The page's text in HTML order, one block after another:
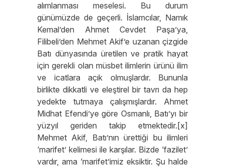
alımlanması meselesi. Bu durum
günümüzde de geçerli. İslamcılar, Namık
Kemal’den Ahmet Cevdet Paşa’ya,
Filibeli’den Mehmet Akif’e uzanan çizgide
Batı dünyasında üretilen ve pratik hayat
için gerekli olan müsbet ilimlerin ürünü ilim
ve icatlara açık olmuşlardır. Bununla
birlikte dikkatli ve eleştirel bir tavrı da hep
yedekte tutmaya çalışmışlardır. Ahmet
Midhat Efendi’ye göre Osmanlı, Batı’yı bir
yüzyıl geriden takip etmektedir.[x]
Mehmet Akif, Batı’nın ürettiği bu ilimleri
‘marifet’ kelimesi ile karşılar. Bizde ‘fazilet’
vardır, ama ‘marifet’imiz eksiktir. Şu halde